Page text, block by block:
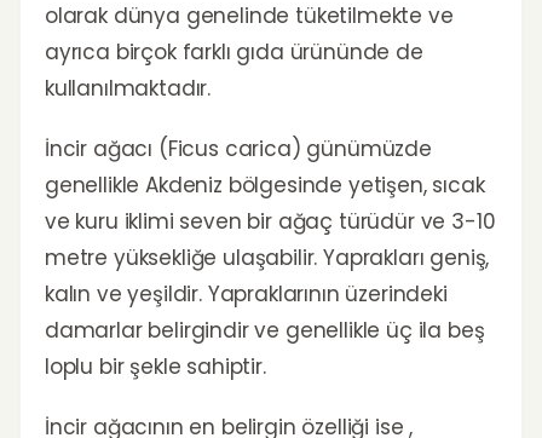
olarak dünya genelinde tüketilmekte ve
ayrıca birçok farklı gıda ürününde de
kullanılmaktadır.
İncir ağacı (Ficus carica) günümüzde
genellikle Akdeniz bölgesinde yetişen, sıcak
ve kuru iklimi seven bir ağaç türüdür ve 3-10
metre yüksekliğe ulaşabilir. Yaprakları geniş,
kalın ve yeşildir. Yapraklarının üzerindeki
damarlar belirgindir ve genellikle üç ila beş
loplu bir şekle sahiptir.
İncir ağacının en belirgin özelliği ise ,